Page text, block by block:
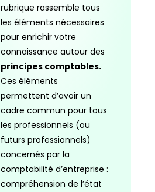
rubrique rassemble tous
les éléments nécessaires
pour enrichir votre
connaissance autour des
principes comptables.
Ces éléments
permettent d’avoir un
cadre commun pour tous
les professionnels (ou
futurs professionnels)
concernés par la
comptabilité d’entreprise :
compréhension de l’état